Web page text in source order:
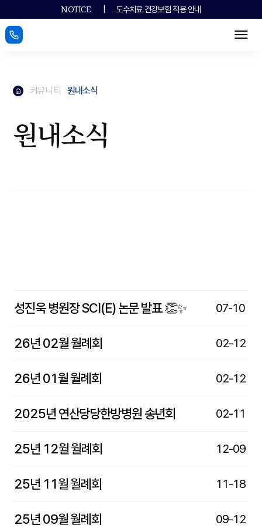
NOTICE 도수치료 건강보험 적용 안내
메뉴
메인페이지로
커뮤니티 원내소식
원내소식
성진욱 병원장 SCI(E) 논문 발표 👏✨ 07-10
26년 02월 월례회 02-12
26년 01월 월례회 02-12
2025년 연산당당한방병원 송년회 02-11
25년 12월 월례회 12-09
25년 11월 월례회 11-18
25년 09월 월례회 09-12